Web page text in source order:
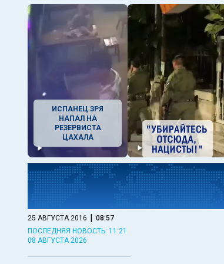
ИСПАНЕЦ ЗРЯ
НАПАЛ НА
РЕЗЕРВИСТА
ЦАХАЛА
25 АВГУСТА 2016 | 08:57
ПОСЛЕДНЯЯ НОВОСТЬ: 11:21
08 АВГУСТА 2026